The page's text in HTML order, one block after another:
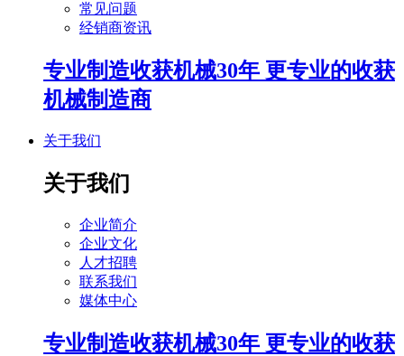
常见问题
经销商资讯
专业制造收获机械30年 更专业的收获
机械制造商
关于我们
关于我们
企业简介
企业文化
人才招聘
联系我们
媒体中心
专业制造收获机械30年 更专业的收获